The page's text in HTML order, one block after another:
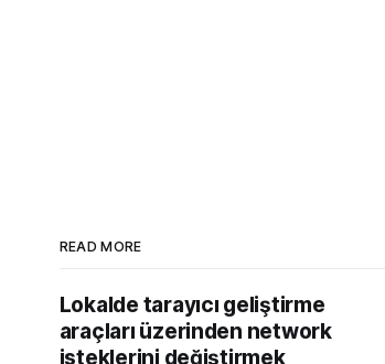
READ MORE
Lokalde tarayıcı geliştirme
araçları üzerinden network
isteklerini değiştirmek